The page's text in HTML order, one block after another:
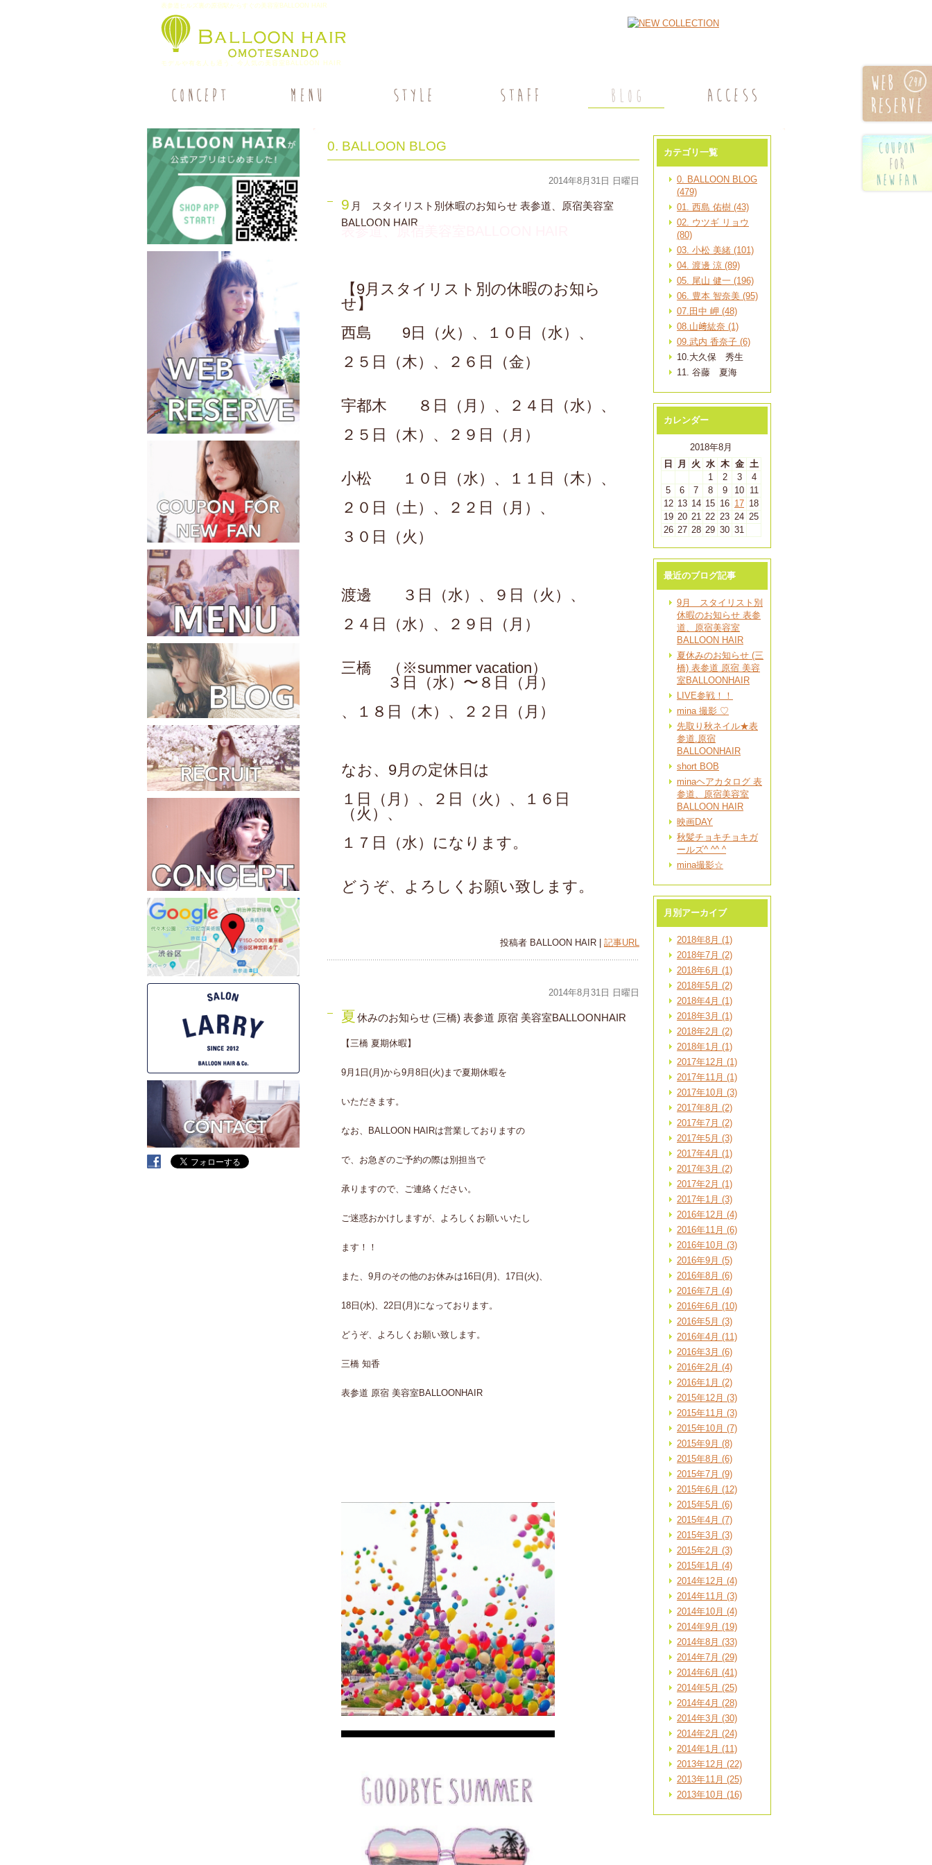
表参道ヒルズ裏の原宿駅からすぐの美容室BALLOON HAIR
モデルや有名人も通う、今人気の美容室BALLOON HAIR
0. BALLOON BLOG
2014年8月31日 日曜日
9 月 スタイリスト別休暇のお知らせ 表参道、原宿美容室
BALLOON HAIR
表参道、原宿美容室BALLOON HAIR
【9月スタイリスト別の休暇のお知ら
せ】
西島 9日（火）、１０日（水）、
２５日（木）、２６日（金）
宇都木 ８日（月）、２４日（水）、
２５日（木）、２９日（月）
小松 １０日（水）、１１日（木）、
２０日（土）、２２日（月）、
３０日（火）
渡邊 ３日（水）、９日（火）、
２４日（水）、２９日（月）
三橋
（※summer vacation）
３日（水）〜８日（月）
、１８日（木）、２２日（月）
なお、9月の定休日は
１日（月）、２日（火）、１６日
（火）、
１７日（水）になります。
どうぞ、よろしくお願い致します。
投稿者 BALLOON HAIR | 記事URL
2014年8月31日 日曜日
夏休みのお知らせ (三橋) 表参道 原宿 美容室BALLOONHAIR
【三橋 夏期休暇】
9月1日(月)から9月8日(火)まで夏期休暇を
いただきます。
なお、BALLOON HAIRは営業しておりますの
で、お急ぎのご予約の際は別担当で
承りますので、ご連絡ください。
ご迷惑おかけしますが、よろしくお願いいたし
ます！！
また、9月のその他のお休みは16日(月)、17日(火)、
18日(水)、22日(月)になっております。
どうぞ、よろしくお願い致します。
三橋 知香
表参道 原宿 美容室BALLOONHAIR
カテゴリ一覧
0. BALLOON BLOG
(479)
01. 西島 佑樹 (43)
02. ウツギ リョウ
(80)
03. 小松 美緒 (101)
04. 渡邊 涼 (89)
05. 尾山 健一 (196)
06. 豊本 智奈美 (95)
07.田中 岬 (48)
08.山﨑紘奈 (1)
09.武内 香奈子 (6)
10.大久保 秀生
11. 谷藤 夏海
カレンダー
2018年8月
日
月 火 水 木 金 土
1
2 3
4
5
6 7 8 9 10 11
12 13 14 15 16 17 18
19 20 21 22 23 24 25
26 27 28 29 30 31
最近のブログ記事
9月 スタイリスト別
休暇のお知らせ 表参
道、原宿美容室
BALLOON HAIR
夏休みのお知らせ (三
橋) 表参道 原宿 美容
室BALLOONHAIR
LIVE参戦！！
mina 撮影 ♡
先取り秋ネイル★表
参道.原宿
BALLOONHAIR
short BOB
minaヘアカタログ 表
参道、原宿美容室
BALLOON HAIR
映画DAY
秋髪チョキチョキガ
ールズ^ ^^ ^
mina撮影☆
月別アーカイブ
2018年8月 (1)
2018年7月 (2)
2018年6月 (1)
2018年5月 (2)
2018年4月 (1)
2018年3月 (1)
2018年2月 (2)
2018年1月 (1)
2017年12月 (1)
2017年11月 (1)
2017年10月 (3)
2017年8月 (2)
2017年7月 (2)
2017年5月 (3)
2017年4月 (1)
2017年3月 (2)
2017年2月 (1)
2017年1月 (3)
2016年12月 (4)
2016年11月 (6)
2016年10月 (3)
2016年9月 (5)
2016年8月 (6)
2016年7月 (4)
2016年6月 (10)
2016年5月 (3)
2016年4月 (11)
2016年3月 (6)
2016年2月 (4)
2016年1月 (2)
2015年12月 (3)
2015年11月 (3)
2015年10月 (7)
2015年9月 (8)
2015年8月 (6)
2015年7月 (9)
2015年6月 (12)
2015年5月 (6)
2015年4月 (7)
2015年3月 (3)
2015年2月 (3)
2015年1月 (4)
2014年12月 (4)
2014年11月 (3)
2014年10月 (4)
2014年9月 (19)
2014年8月 (33)
2014年7月 (29)
2014年6月 (41)
2014年5月 (25)
2014年4月 (28)
2014年3月 (30)
2014年2月 (24)
2014年1月 (11)
2013年12月 (22)
2013年11月 (25)
2013年10月 (16)